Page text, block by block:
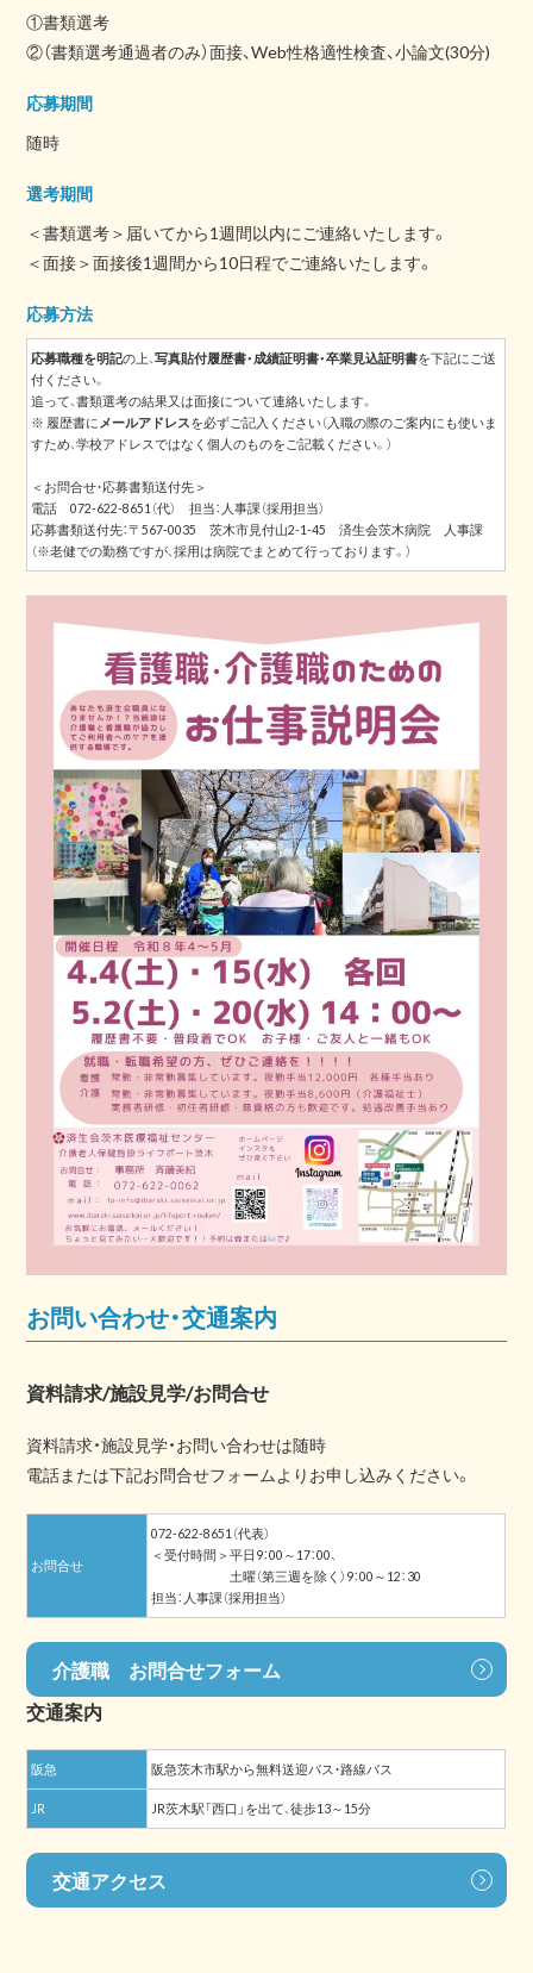
①書類選考
②（書類選考通過者のみ）面接、Web性格適性検査、小論文(30分)
応募期間
随時
選考期間
＜書類選考＞届いてから1週間以内にご連絡いたします。
＜面接＞面接後1週間から10日程でご連絡いたします。
応募方法
応募職種を明記の上、写真貼付履歴書・成績証明書・卒業見込証明書を下記にご送
付ください。
追って、書類選考の結果又は面接について連絡いたします。
※ 履歴書にメールアドレスを必ずご記入ください（入職の際のご案内にも使いま
すため、学校アドレスではなく個人のものをご記載ください。）
＜お問合せ・応募書類送付先＞
電話 072-622-8651（代） 担当：人事課（採用担当）
応募書類送付先：〒567-0035 茨木市見付山2-1-45 済生会茨木病院 人事課
（※老健での勤務ですが、採用は病院でまとめて行っております。）
お問い合わせ・交通案内
資料請求/施設見学/お問合せ
資料請求・施設見学・お問い合わせは随時
電話または下記お問合せフォームよりお申し込みください。
お問合せ
072-622-8651（代表）
＜受付時間＞平日9：00～17：00、
土曜（第三週を除く）9：00～12：30
担当：人事課（採用担当）
介護職 お問合せフォーム
交通案内
阪急 阪急茨木市駅から無料送迎バス・路線バス
JR JR茨木駅「西口」を出て、徒歩13～15分
交通アクセス